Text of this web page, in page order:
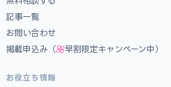
記事一覧
お問い合わせ
掲載申込み（
早割限定キャンペーン中）
お役立ち情報